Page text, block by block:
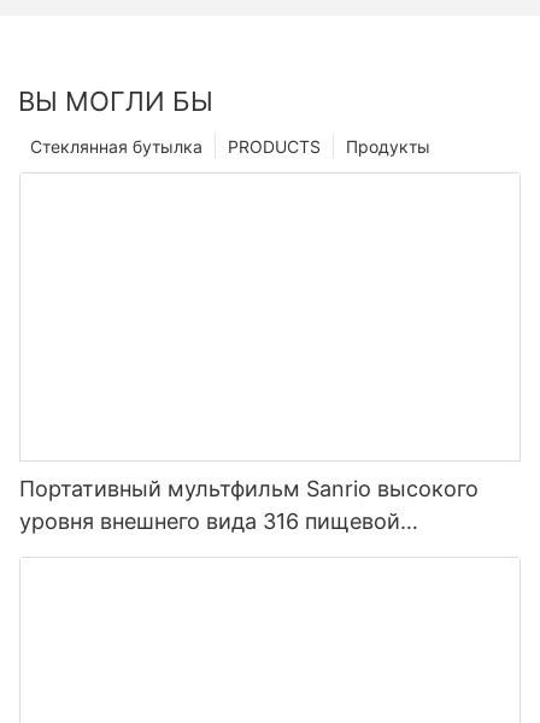
ВЫ МОГЛИ БЫ
Продукты
PRODUCTS
Стеклянная бутылка
Портативный мультфильм Sanrio высокого
уровня внешнего вида 316 пищевой
нержавеющей стали термос для детей